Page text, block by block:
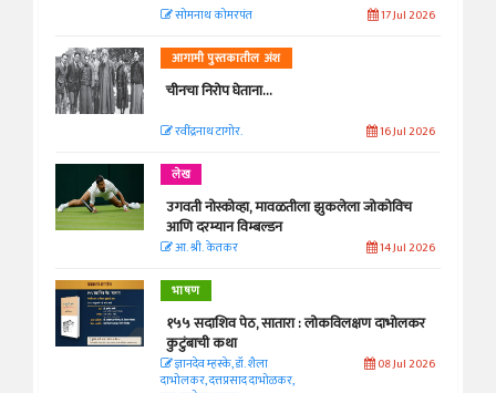
सोमनाथ कोमरपंत 17 Jul 2026
आगामी पुस्तकातील अंश
चीनचा निरोप घेताना...
रवींद्रनाथ टागोर. 16 Jul 2026
लेख
उगवती नोस्कोव्हा, मावळतीला झुकलेला जोकोविच
आणि दरम्यान विम्बल्डन
आ. श्री. केतकर 14 Jul 2026
भाषण
१५५ सदाशिव पेठ, सातारा : लोकविलक्षण दाभोलकर
कुटुंबाची कथा
ज्ञानदेव म्हस्के, डॉ. शैला
दाभोलकर, दत्तप्रसाद दाभोळकर,
08 Jul 2026